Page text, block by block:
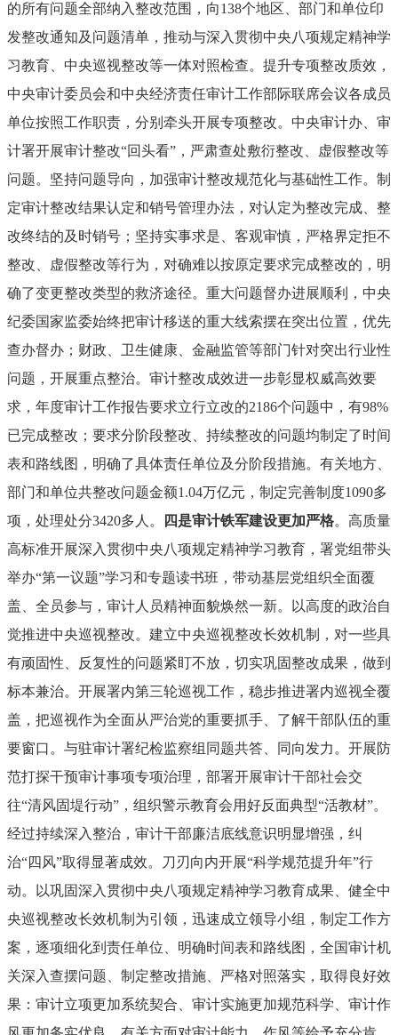
的所有问题全部纳入整改范围，向138个地区、部门和单位印
发整改通知及问题清单，推动与深入贯彻中央八项规定精神学
习教育、中央巡视整改等一体对照检查。提升专项整改质效，
中央审计委员会和中央经济责任审计工作部际联席会议各成员
单位按照工作职责，分别牵头开展专项整改。中央审计办、审
计署开展审计整改“回头看”，严肃查处敷衍整改、虚假整改等
问题。坚持问题导向，加强审计整改规范化与基础性工作。制
定审计整改结果认定和销号管理办法，对认定为整改完成、整
改终结的及时销号；坚持实事求是、客观审慎，严格界定拒不
整改、虚假整改等行为，对确难以按原定要求完成整改的，明
确了变更整改类型的救济途径。重大问题督办进展顺利，中央
纪委国家监委始终把审计移送的重大线索摆在突出位置，优先
查办督办；财政、卫生健康、金融监管等部门针对突出行业性
问题，开展重点整治。审计整改成效进一步彰显权威高效要
求，年度审计工作报告要求立行立改的2186个问题中，有98%
已完成整改；要求分阶段整改、持续整改的问题均制定了时间
表和路线图，明确了具体责任单位及分阶段措施。有关地方、
部门和单位共整改问题金额1.04万亿元，制定完善制度1090多
项，处理处分3420多人。
四是审计铁军建设更加严格。高质量
高标准开展深入贯彻中央八项规定精神学习教育，署党组带头
举办“第一议题”学习和专题读书班，带动基层党组织全面覆
盖、全员参与，审计人员精神面貌焕然一新。以高度的政治自
觉推进中央巡视整改。建立中央巡视整改长效机制，对一些具
有顽固性、反复性的问题紧盯不放，切实巩固整改成果，做到
标本兼治。开展署内第三轮巡视工作，稳步推进署内巡视全覆
盖，把巡视作为全面从严治党的重要抓手、了解干部队伍的重
要窗口。与驻审计署纪检监察组同题共答、同向发力。开展防
范打探干预审计事项专项治理，部署开展审计干部社会交
往“清风固堤行动”，组织警示教育会用好反面典型“活教材”。
经过持续深入整治，审计干部廉洁底线意识明显增强，纠
治“四风”取得显著成效。刀刃向内开展“科学规范提升年”行
动。以巩固深入贯彻中央八项规定精神学习教育成果、健全中
央巡视整改长效机制为引领，迅速成立领导小组，制定工作方
案，逐项细化到责任单位、明确时间表和路线图，全国审计机
关深入查摆问题、制定整改措施、严格对照落实，取得良好效
果：审计立项更加系统契合、审计实施更加规范科学、审计作